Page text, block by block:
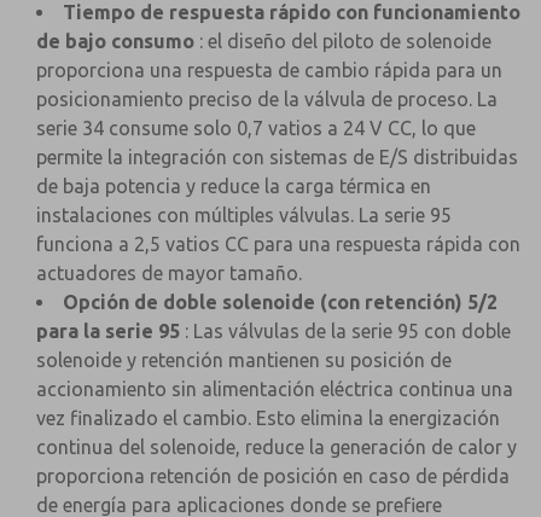
Tiempo de respuesta rápido con funcionamiento
de bajo consumo : el diseño del piloto de solenoide
proporciona una respuesta de cambio rápida para un
posicionamiento preciso de la válvula de proceso. La
serie 34 consume solo 0,7 vatios a 24 V CC, lo que
permite la integración con sistemas de E/S distribuidas
de baja potencia y reduce la carga térmica en
instalaciones con múltiples válvulas. La serie 95
funciona a 2,5 vatios CC para una respuesta rápida con
actuadores de mayor tamaño.
Opción de doble solenoide (con retención) 5/2
para la serie 95 : Las válvulas de la serie 95 con doble
solenoide y retención mantienen su posición de
accionamiento sin alimentación eléctrica continua una
vez finalizado el cambio. Esto elimina la energización
continua del solenoide, reduce la generación de calor y
proporciona retención de posición en caso de pérdida
de energía para aplicaciones donde se prefiere